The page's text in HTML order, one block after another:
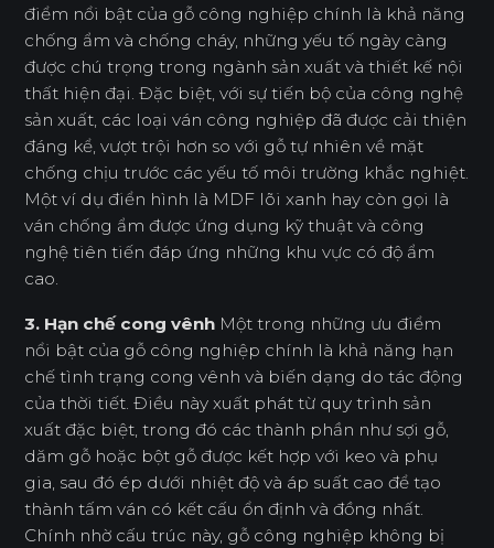
điểm nổi bật của gỗ công nghiệp chính là khả năng
chống ẩm và chống cháy, những yếu tố ngày càng
được chú trọng trong ngành sản xuất và thiết kế nội
thất hiện đại. Đặc biệt, với sự tiến bộ của công nghệ
sản xuất, các loại ván công nghiệp đã được cải thiện
đáng kể, vượt trội hơn so với gỗ tự nhiên về mặt
chống chịu trước các yếu tố môi trường khắc nghiệt.
Một ví dụ điển hình là MDF lõi xanh hay còn gọi là
ván chống ẩm được ứng dụng kỹ thuật và công
nghệ tiên tiến đáp ứng những khu vực có độ ẩm
cao.
3. Hạn chế cong vênh Một trong những ưu điểm
nổi bật của gỗ công nghiệp chính là khả năng hạn
chế tình trạng cong vênh và biến dạng do tác động
của thời tiết. Điều này xuất phát từ quy trình sản
xuất đặc biệt, trong đó các thành phần như sợi gỗ,
dăm gỗ hoặc bột gỗ được kết hợp với keo và phụ
gia, sau đó ép dưới nhiệt độ và áp suất cao để tạo
thành tấm ván có kết cấu ổn định và đồng nhất.
Chính nhờ cấu trúc này, gỗ công nghiệp không bị